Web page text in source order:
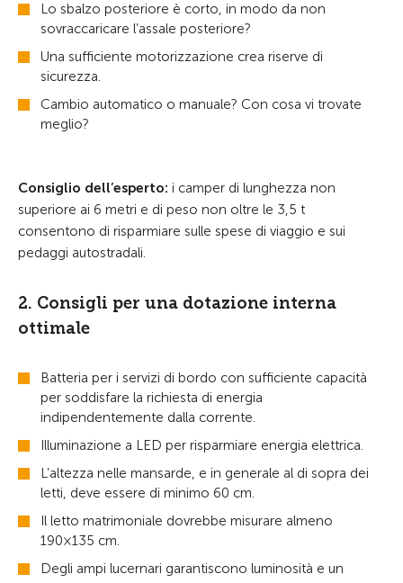
Lo sbalzo posteriore è corto, in modo da non
sovraccaricare l’assale posteriore?
Una sufficiente motorizzazione crea riserve di
sicurezza.
Cambio automatico o manuale? Con cosa vi trovate
meglio?
Consiglio dell’esperto: i camper di lunghezza non
superiore ai 6 metri e di peso non oltre le 3,5 t
consentono di risparmiare sulle spese di viaggio e sui
pedaggi autostradali.
2. Consigli per una dotazione interna
ottimale
Batteria per i servizi di bordo con sufficiente capacità
per soddisfare la richiesta di energia
indipendentemente dalla corrente.
Illuminazione a LED per risparmiare energia elettrica.
L’altezza nelle mansarde, e in generale al di sopra dei
letti, deve essere di minimo 60 cm.
Il letto matrimoniale dovrebbe misurare almeno
190×135 cm.
Degli ampi lucernari garantiscono luminosità e un